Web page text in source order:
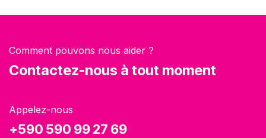
Comment pouvons nous aider ?
Contactez-nous à tout moment
Appelez-nous
+590 590 99 27 69